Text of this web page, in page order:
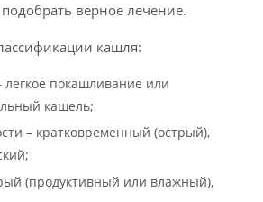
верное лечение.
кашля:
легкое покашливание или
кашель;
– кратковременный (острый),
(продуктивный или влажный),